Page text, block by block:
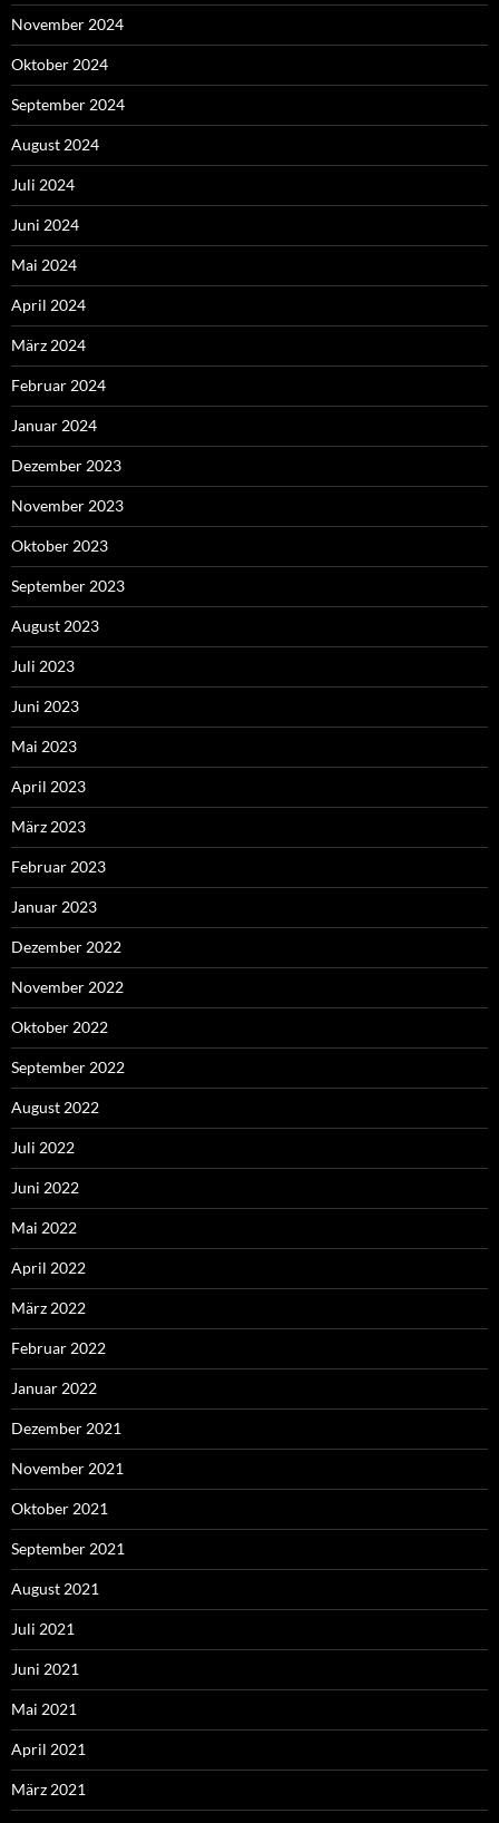
November 2024
Oktober 2024
September 2024
August 2024
Juli 2024
Juni 2024
Mai 2024
April 2024
März 2024
Februar 2024
Januar 2024
Dezember 2023
November 2023
Oktober 2023
September 2023
August 2023
Juli 2023
Juni 2023
Mai 2023
April 2023
März 2023
Februar 2023
Januar 2023
Dezember 2022
November 2022
Oktober 2022
September 2022
August 2022
Juli 2022
Juni 2022
Mai 2022
April 2022
März 2022
Februar 2022
Januar 2022
Dezember 2021
November 2021
Oktober 2021
September 2021
August 2021
Juli 2021
Juni 2021
Mai 2021
April 2021
März 2021